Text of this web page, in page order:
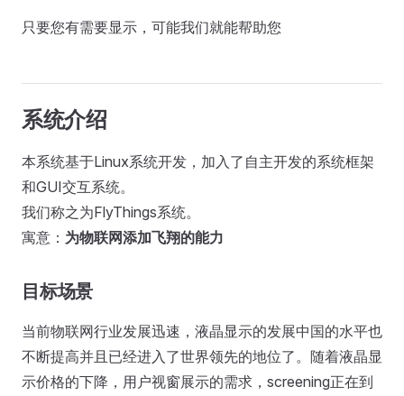
只要您有需要显示，可能我们就能帮助您
系统介绍
本系统基于Linux系统开发，加入了自主开发的系统框架
和GUI交互系统。
我们称之为FlyThings系统。
寓意： 为物联网添加飞翔的能力
目标场景
当前物联网行业发展迅速，液晶显示的发展中国的水平也
不断提高并且已经进入了世界领先的地位了。随着液晶显
示价格的下降，用户视窗展示的需求，screening正在到